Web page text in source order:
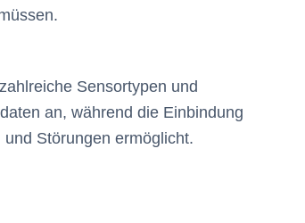
zahlreiche Sensortypen und
an, während die Einbindung
Störungen ermöglicht.